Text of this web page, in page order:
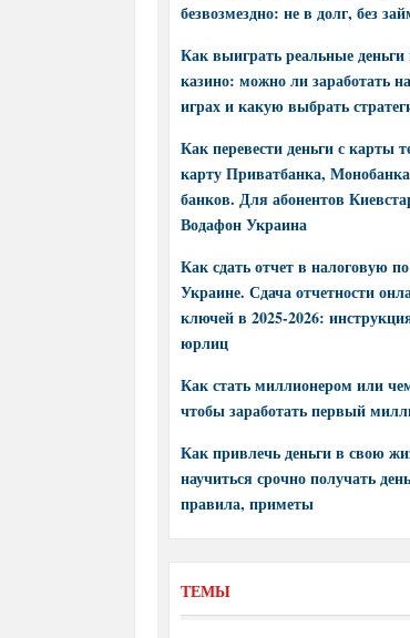
безвозмездно: не в долг, без
Как выиграть реальные
казино: можно ли заработать
играх и какую выбрать
Как перевести деньги с карты
карту Приватбанка,
банков. Для абонентов
Водафон Украина
Как сдать отчет в налоговую
Украине. Сдача отчетности
ключей в 2025-2026:
юрлиц
Как стать миллионером или
чтобы заработать первый
Как привлечь деньги в свою
научиться срочно получать
правила, приметы
ТЕМЫ